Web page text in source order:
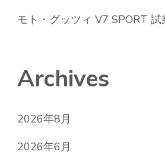
モト・グッツィ V7 SPORT 試
Archives
2026年8月
2026年6月